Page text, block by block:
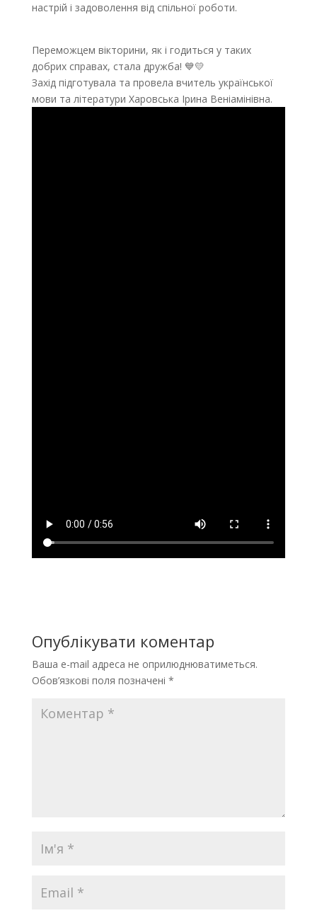
настрій і задоволення від спільної роботи.
Переможцем вікторини, як і годиться у таких
добрих справах, стала дружба! 💙💛
Захід підготувала та провела вчитель української
мови та літератури Харовська Ірина Веніамінівна.
Опублікувати коментар
Ваша e-mail адреса не оприлюднюватиметься.
Обов’язкові поля позначені *